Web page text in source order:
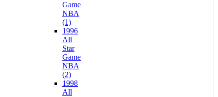
Game
NBA
(1)
1996
All
Star
Game
NBA
(2)
1998
All